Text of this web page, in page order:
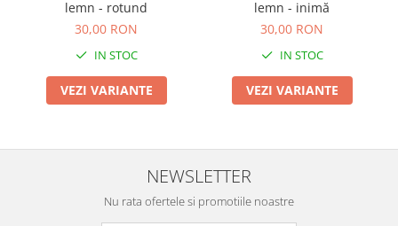
lemn - rotund
30,00 RON
IN STOC
VEZI VARIANTE
lemn - inimă
30,00 RON
IN STOC
VEZI VARIANTE
NEWSLETTER
Nu rata ofertele si promotiile noastre